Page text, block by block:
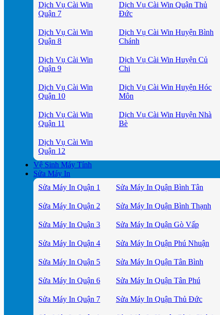
Dịch Vụ Cài Win
Quận 7
Dịch Vụ Cài Win Quận Thủ
Đức
Dịch Vụ Cài Win
Quận 8
Dịch Vụ Cài Win Huyện Bình
Chánh
Dịch Vụ Cài Win
Quận 9
Dịch Vụ Cài Win Huyện Củ
Chi
Dịch Vụ Cài Win
Quận 10
Dịch Vụ Cài Win Huyện Hóc
Môn
Dịch Vụ Cài Win
Quận 11
Dịch Vụ Cài Win Huyện Nhà
Bè
Dịch Vụ Cài Win
Quận 12
Vệ Sinh Máy Tính
Sửa Máy In
Sửa Máy In Quận 1
Sửa Máy In Quận Bình Tân
Sửa Máy In Quận 2 Sửa Máy In Quận Bình Thạnh
Sửa Máy In Quận 3 Sửa Máy In Quận Gò Vấp
Sửa Máy In Quận 4 Sửa Máy In Quận Phú Nhuận
Sửa Máy In Quận 5 Sửa Máy In Quận Tân Bình
Sửa Máy In Quận 6 Sửa Máy In Quận Tân Phú
Sửa Máy In Quận 7 Sửa Máy In Quận Thủ Đức